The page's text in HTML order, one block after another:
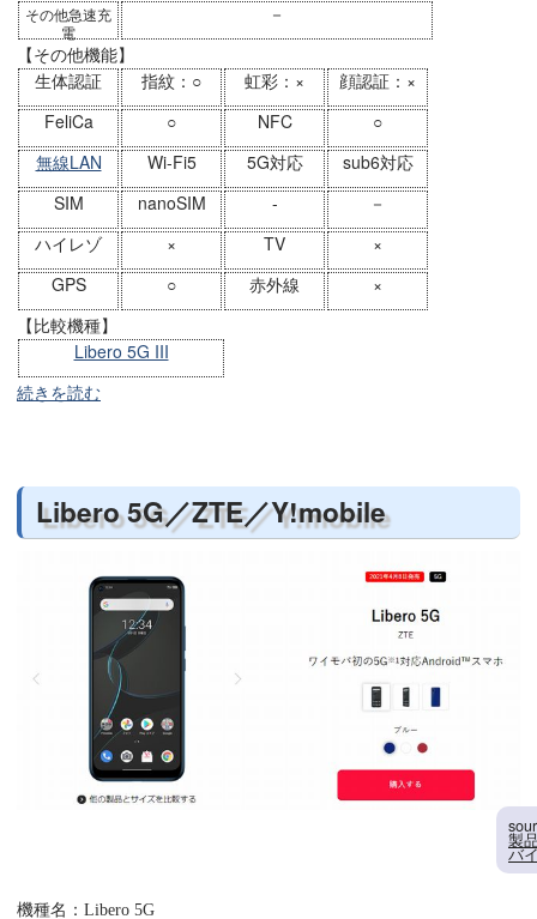
その他急速充
電
－
【その他機能】
生体認証
指紋：○ 虹彩：×
顔認証：×
FeliCa
○ NFC
○
無線LAN
Wi-Fi5 5G対応
sub6対応
SIM
nanoSIM -
－
ハイレゾ
× TV
×
GPS
○ 赤外線
×
【比較機種】
Libero 5G III
続きを読む
Libero 5G／ZTE／Y!mobile
製
バ
機種名：Libero 5G